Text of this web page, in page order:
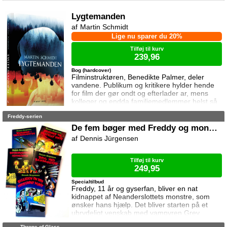
mod Erawans rædsler?
Lygtemanden
Filminstruktøren, Benedikte Palmer, deler
vandene. Publikum og kritikere hylder hende
for film der gør ondt og efterlader ar, mens
kolleger og endda familiemedlemmer helst så
hende forsvinde. Under en rejse til Los
miste livet. Da efterforskningen fortsætter
hjemme i Danmark, sender FBI den
nyuddannede agent April Biggs for at assistere
Bog (hardcover)
Lige nu sparer du 20%
Martin Schmidt
Tilføj til kurv
239,96
Freddy-serien
De fem bøger med Freddy og monstrene
Freddy, 11 år og gyserfan, bliver en nat
kidnappet af Neanderslottets monstre, som
ønsker hans hjælp. Det bliver starten på et
ubrydeligt venskab med vampyren Grev
Dracula, varulven Eddie, den hovedløse ridder
Specialtilbud
Dennis Jürgensen
Tilføj til kurv
249,95